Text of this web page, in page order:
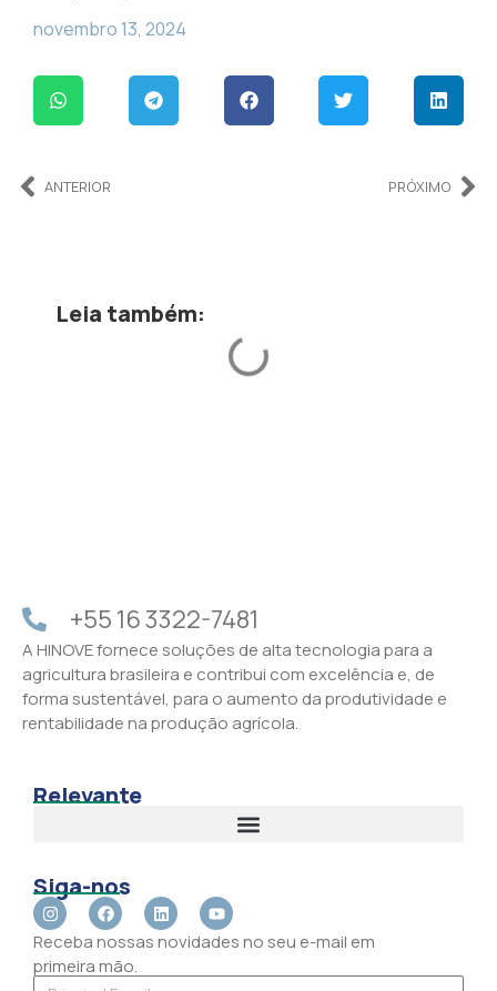
novembro 13, 2024
ANTERIOR PRÓXIMO
Leia também:
+55 16 3322-7481
A HINOVE fornece soluções de alta tecnologia para a
agricultura brasileira e contribui com excelência e, de
forma sustentável, para o aumento da produtividade e
rentabilidade na produção agrícola.
Relevante
Siga-nos
Receba nossas novidades no seu e-mail em
primeira mão.